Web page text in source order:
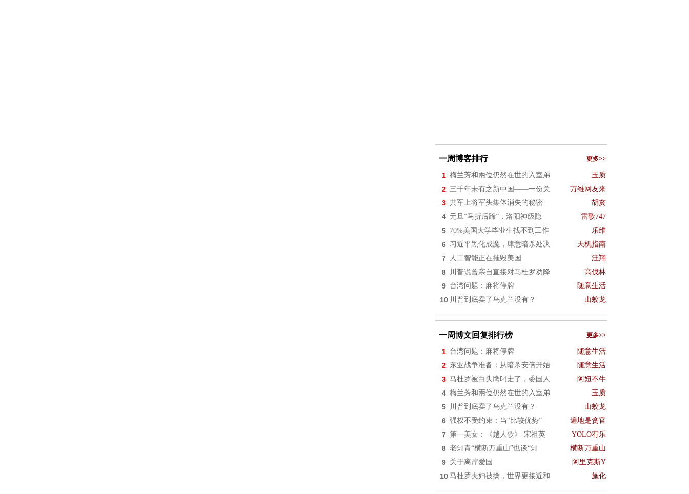
一周博客排行 更多>>
1 梅兰芳和兩位仍然在世的入室弟 玉质
2 三千年未有之新中国——一份关 万维网友来
3 共军上将军头集体消失的秘密 胡亥
4 元旦“马折后蹄”，洛阳神级隐 雷歌747
5 70%美国大学毕业生找不到工作 乐维
6 习近平黑化成魔，肆意暗杀处决 天机指南
7 人工智能正在摧毁美国 汪翔
8 川普说曾亲自直接对马杜罗劝降 高伐林
9 台湾问题：麻将停牌 随意生活
10 川普到底卖了乌克兰没有？ 山蛟龙
一周博文回复排行榜 更多>>
1 台湾问题：麻将停牌 随意生活
2 东亚战争准备：从暗杀安倍开始 随意生活
3 马杜罗被白头鹰叼走了，委国人 阿妞不牛
4 梅兰芳和兩位仍然在世的入室弟 玉质
5 川普到底卖了乌克兰没有？ 山蛟龙
6 强权不受约束：当“比较优势” 遍地是贪官
7 第一美女：《越人歌》-宋祖英 YOLO宥乐
8 老知青“横断万重山”也谈“知 横断万重山
9 关于离岸爱国 阿里克斯Y
10 马杜罗夫妇被擒，世界更接近和 施化